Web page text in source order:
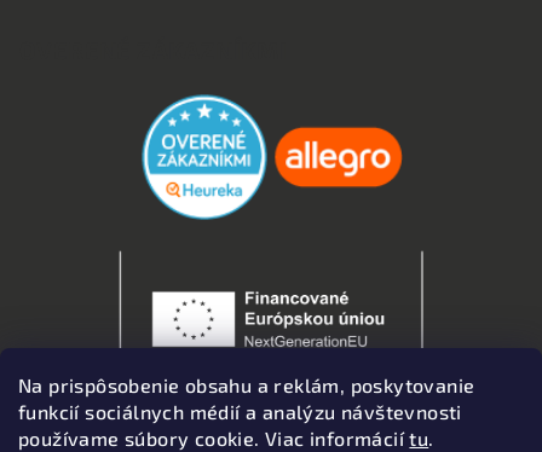
Na prispôsobenie obsahu a reklám, poskytovanie
funkcií sociálnych médií a analýzu návštevnosti
používame súbory cookie. Viac informáciítu.